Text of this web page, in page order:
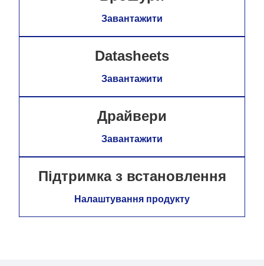
Завантажити
Datasheets
Завантажити
Драйвери
Завантажити
Підтримка з встановлення
Налаштування продукту